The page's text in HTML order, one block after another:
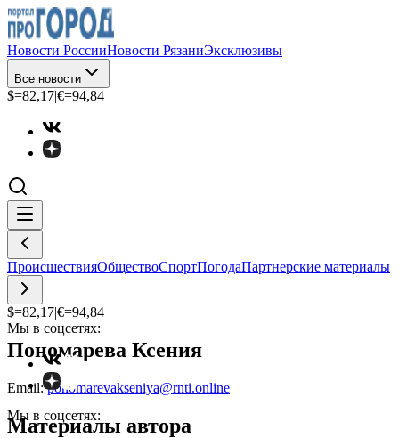
Новости РоссииНовости РязаниЭксклюзивы
Все новости
$=82,17|€=94,84
ПроисшествияОбществоСпортПогодаПартнерские материалы
$=82,17|€=94,84
Мы в соцсетях:
Мы в соцсетях:
Пономарева Ксения
Email: ponomarevakseniya@rnti.online
Материалы автора